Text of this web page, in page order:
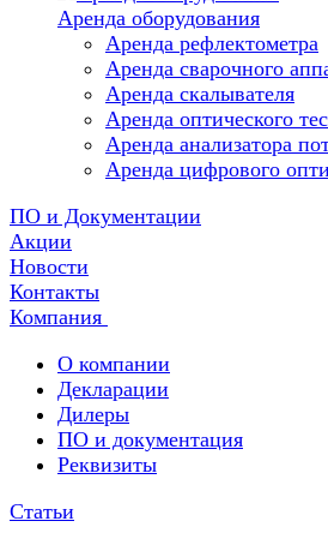
Аренда оборудования
Аренда рефлектометра
Аренда сварочного
Аренда скалывателя
Аренда оптического
Аренда анализатора
Аренда цифрового
ПО и Документации
Акции
Новости
Контакты
Компания
О компании
Декларации
Дилеры
ПО и документация
Реквизиты
Статьи